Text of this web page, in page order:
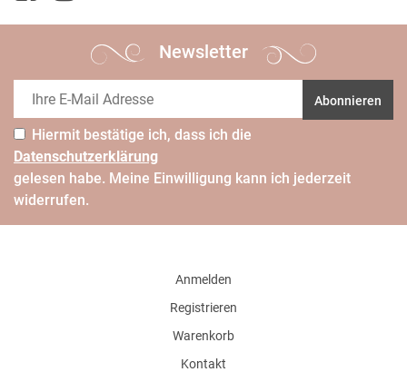
Newsletter
Abonnieren
Hiermit bestätige ich, dass ich die
Daten­schutz­erklärung
gelesen habe. Meine Einwilligung kann ich jederzeit
widerrufen.
Anmelden
Registrieren
Warenkorb
Kontakt